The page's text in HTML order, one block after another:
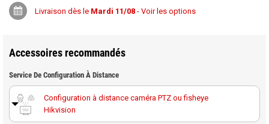
Livraison dès le Mardi 11/08 - Voir les options
Accessoires recommandés
Service De Configuration À Distance
Configuration à distance caméra PTZ ou fisheye
Hikvision